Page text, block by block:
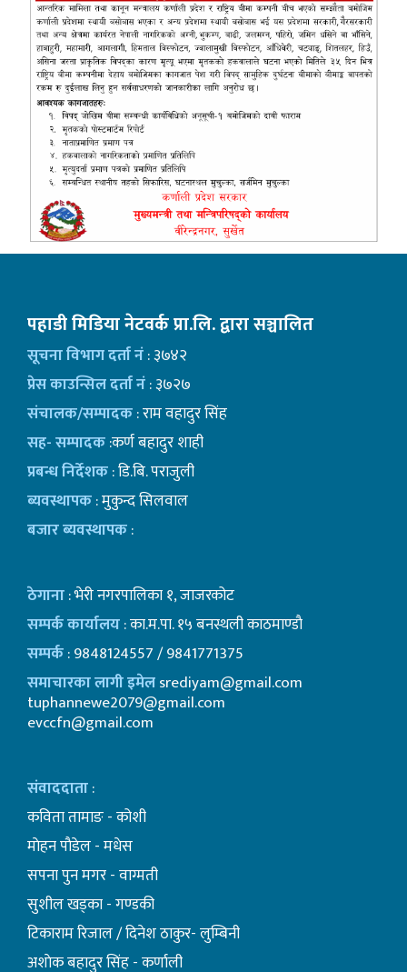
पहाडी मिडिया नेटवर्क प्रा.लि. द्वारा सञ्चालित
सूचना विभाग दर्ता नं: ३७४२
प्रेस काउन्सिल दर्ता नं: ३७२७
संचालक/सम्पादक: राम वहादुर सिंह
सह- सम्पादक:कर्ण बहादुर शाही
प्रबन्ध निर्देशक: डि.बि. पराजुली
ब्यवस्थापक: मुकुन्द सिलवाल
बजार ब्यवस्थापक:
ठेगाना: भेरी नगरपालिका १, जाजरकोट
सम्पर्क कार्यालय: का.म.पा. १५ बनस्थली काठमाण्डाै
सम्पर्क: 9848124557 / 9841771375
समाचारका लागी इमेलsrediyam@gmail.com
tuphannewe2079@gmail.com
evccfn@gmail.com
संवाददाता:
कविता तामाङ - कोशी
माेहन पाैडेल - मधेस
सपना पुन मगर - वाग्मती
सुशील खड्का - गण्डकी
टिकाराम रिजाल / दिनेश ठाकुर- लुम्बिनी
अशाेक बहादुर सिंह - कर्णाली